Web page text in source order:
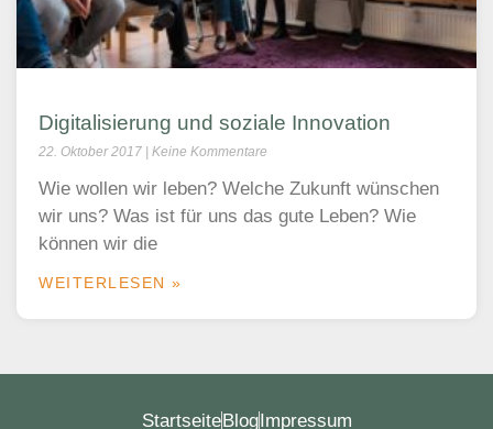
Digitalisierung und soziale Innovation
22. Oktober 2017 Keine Kommentare
Wie wollen wir leben? Welche Zukunft wünschen
wir uns? Was ist für uns das gute Leben? Wie
können wir die
WEITERLESEN »
StartseiteBlogImpressum